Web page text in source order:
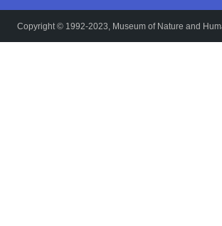
Copyright © 1992-2023, Museum of Nature and